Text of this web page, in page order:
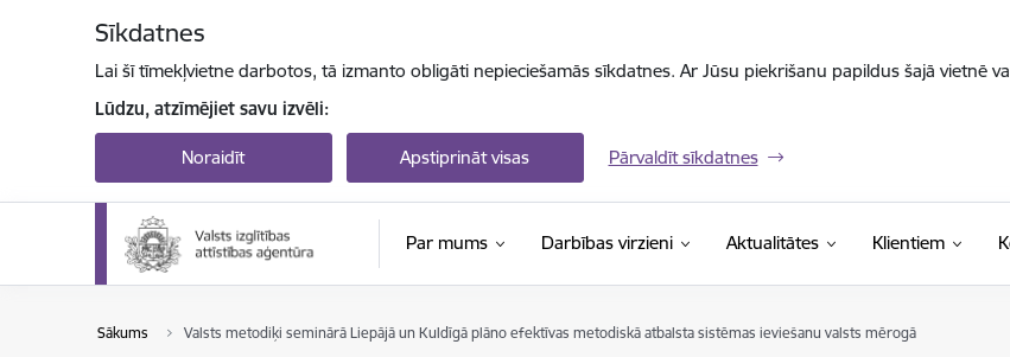
Sīkdatnes
Lai šī tīmekļvietne darbotos, tā izmanto obligāti nepieciešamās sīkdatnes. Ar Jūsu piekrišanu papildus šajā vietnē
Lūdzu, atzīmējiet savu izvēli:
Noraidīt Apstiprināt visas Pārvaldīt sīkdatnes
Par mums Darbības virzieni Aktualitātes Klientiem
Sākums Valsts metodiķi seminārā Liepājā un Kuldīgā plāno efektīvas metodiskā atbalsta sistēmas ieviešanu valsts mērogā